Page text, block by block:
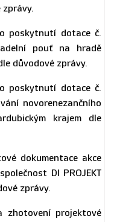
zprávy.
poskytnutí dotace č.
pouť na hradě
důvodové zprávy.
poskytnutí dotace č.
novorenezančního
krajem dle
dokumentace akce
DI PROJEKT
zprávy.
zhotovení projektové